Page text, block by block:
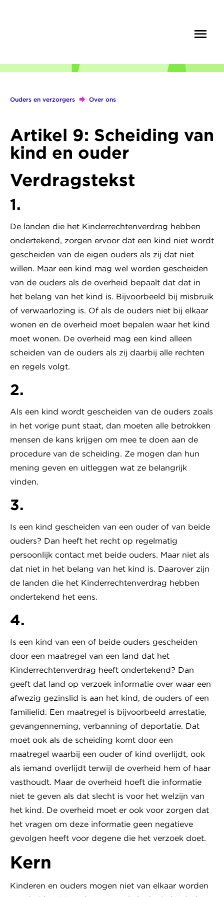
inhoud
Ouders en verzorgers Over ons
Artikel 9: Scheiding van
kind en ouder
Verdragstekst
1.
De landen die het Kinderrechtenverdrag hebben
ondertekend, zorgen ervoor dat een kind niet wordt
gescheiden van de eigen ouders als zij dat niet
willen. Maar een kind mag wel worden gescheiden
van de ouders als de overheid bepaalt dat dat in
het belang van het kind is. Bijvoorbeeld bij misbruik
of verwaarlozing is. Of als de ouders niet bij elkaar
wonen en de overheid moet bepalen waar het kind
moet wonen. De overheid mag een kind alleen
scheiden van de ouders als zij daarbij alle rechten
en regels volgt.
2.
Als een kind wordt gescheiden van de ouders zoals
in het vorige punt staat, dan moeten alle betrokken
mensen de kans krijgen om mee te doen aan de
procedure van de scheiding. Ze mogen dan hun
mening geven en uitleggen wat ze belangrijk
vinden.
3.
Is een kind gescheiden van een ouder of van beide
ouders? Dan heeft het recht op regelmatig
persoonlijk contact met beide ouders. Maar niet als
dat niet in het belang van het kind is. Daarover zijn
de landen die het Kinderrechtenverdrag hebben
ondertekend het eens.
4.
Is een kind van een of beide ouders gescheiden
door een maatregel van een land dat het
Kinderrechtenverdrag heeft ondertekend? Dan
geeft dat land op verzoek informatie over waar een
afwezig gezinslid is aan het kind, de ouders of een
familielid. Een maatregel is bijvoorbeeld arrestatie,
gevangenneming, verbanning of deportatie. Dat
moet ook als de scheiding komt door een
maatregel waarbij een ouder of kind overlijdt, ook
als iemand overlijdt terwijl de overheid hem of haar
vasthoudt. Maar de overheid hoeft die informatie
niet te geven als dat slecht is voor het welzijn van
het kind. De overheid moet er ook voor zorgen dat
het vragen om deze informatie geen negatieve
gevolgen heeft voor degene die het verzoek doet.
Kern
Kinderen en ouders mogen niet van elkaar worden